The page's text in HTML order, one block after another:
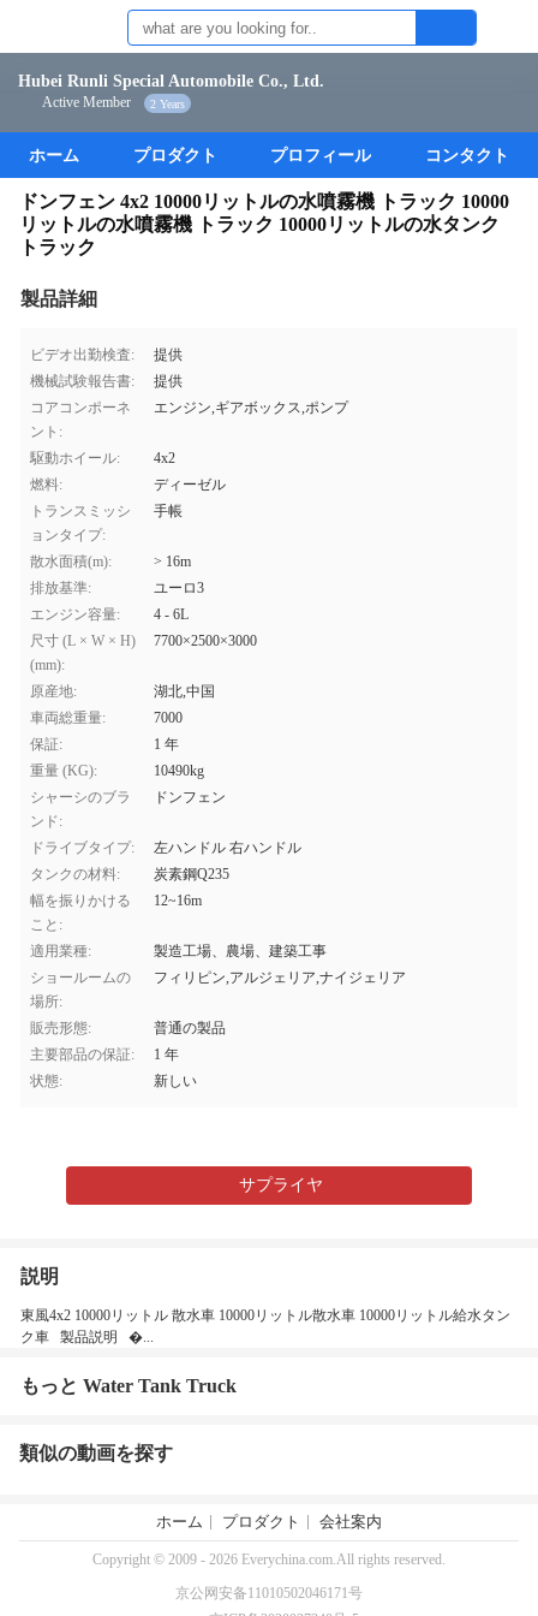
Hubei Runli Special Automobile Co., Ltd.
Active Member 2 Years
ホーム プロダクト プロフィール コンタクト
ドンフェン 4x2 10000リットルの水噴霧機 トラック 10000
リットルの水噴霧機 トラック 10000リットルの水タンク
トラック
製品詳細
ビデオ出勤検査:
提供
機械試験報告書:
提供
コアコンポーネ
ント:
エンジン,ギアボックス,ポンプ
駆動ホイール:
4x2
燃料:
ディーゼル
トランスミッシ
ョンタイプ:
手帳
散水面積(m):
> 16m
排放基準:
ユーロ3
エンジン容量:
4 - 6L
尺寸 (L × W × H)
(mm):
7700×2500×3000
原産地:
湖北,中国
車両総重量:
7000
保証:
1 年
重量 (KG):
10490kg
シャーシのブラ
ンド:
ドンフェン
ドライブタイプ:
左ハンドル 右ハンドル
タンクの材料:
炭素鋼Q235
幅を振りかける
こと:
12~16m
適用業種:
製造工場、農場、建築工事
ショールームの
場所:
フィリピン,アルジェリア,ナイジェリア
販売形態:
普通の製品
主要部品の保証:
1 年
状態:
新しい
サプライヤ
説明
東風4x2 10000リットル 散水車 10000リットル散水車 10000リットル給水タン
ク車 製品説明 �...
もっと Water Tank Truck
類似の動画を探す
ホーム プロダクト 会社案内
Copyright © 2009 - 2026 Everychina.com.All rights reserved.
京公网安备11010502046171号